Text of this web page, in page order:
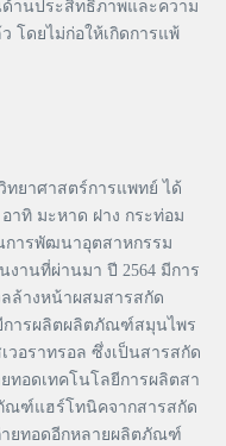
ด้านประสิทธิภาพและความ
โดยไม่ก่อให้เกิดการแพ้
ทยาศาสตร์การแพทย์ ได้
าทิ มะหาด ฝาง กระท่อม
การพัฒนาอุตสาหกรรม
งานที่ผ่านมา ปี 2564 มีการ
ล้างหน้าผสมสารสกัด
การผลิตผลิตภัณฑ์สมุนไพร
อราทรอล ซึ่งเป็นสารสกัด
ทอดเทคโนโลยีการผลิตสา
ณฑ์แฮร์โทนิคจากสารสกัด
ายทอดอีกหลายผลิตภัณฑ์